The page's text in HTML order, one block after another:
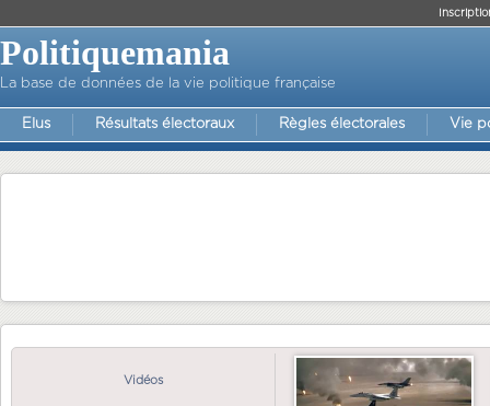
Politiquemania
La base de données de la vie politique française
Elus Résultats électoraux Règles électorales Vie
Vidéos